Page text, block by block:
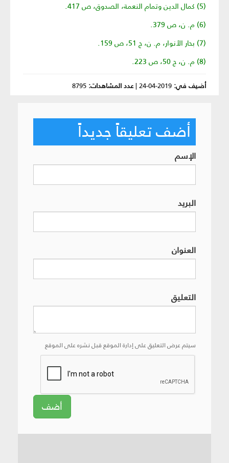
(5) كمال الدين وتمام النعمة، الصدوق، ص 417.
(6) م. ن، ص 379.
(7) بحار الأنوار، م. ن، ج 51، ص 159.
(8) م. ن، ج 50، ص 223.
أضيف في: 2019-04-24
|عدد المشاهدات: 8795
أضف تعليقاً جديداً
الإسم
البريد
العنوان
التعليق
سيتم عرض التعليق على إدارة الموقع قبل نشره على الموقع
أضف